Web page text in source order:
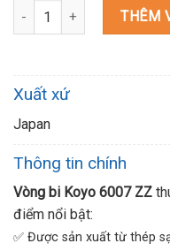
Vòng Bi / Bạc Đạn Koyo
THÊM
Xuất xứ
Japan
Thông tin chính
Vòng bi Koyo 6007 ZZ
điểm nổi bật:
✅ Được sản xuất từ thép